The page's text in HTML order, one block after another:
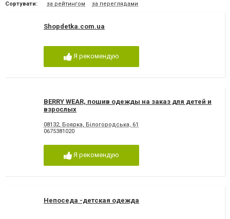
Сортувати: за рейтингом за переглядами
Shopdetka.com.ua
Я рекомендую
BERRY WEAR, пошив одежды на заказ для детей и
взрослых
08132, Боярка, Білогородська, 61
0675381020
Я рекомендую
Непоседа -детская одежда